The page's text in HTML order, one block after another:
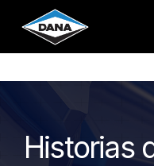
Cookies Settings
Historias